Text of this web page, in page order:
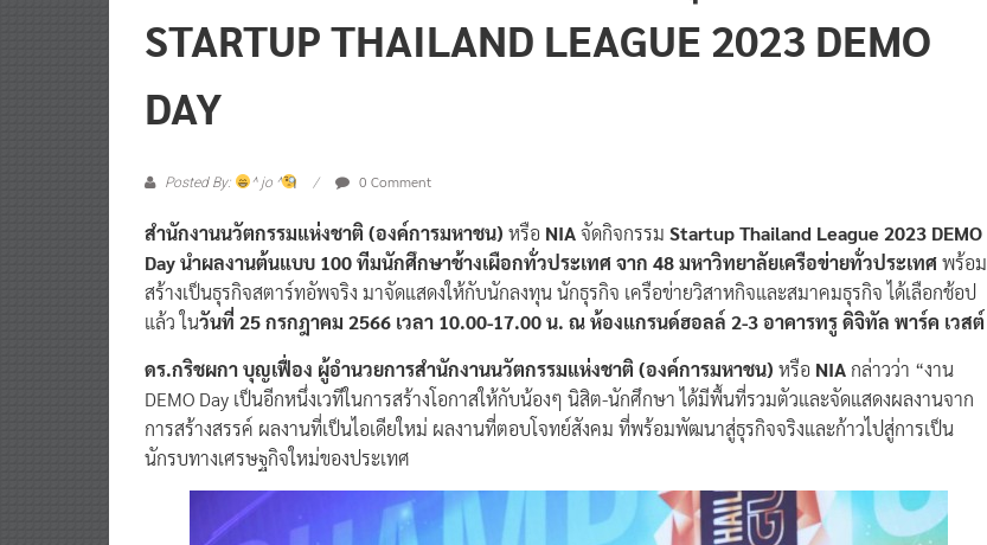
STARTUP THAILAND LEAGUE 2023 DEMO
DAY
Posted By: ^ jo ^ 0 Comment
สำนักงานนวัตกรรมแห่งชาติ (องค์การมหาชน) หรือ NIAจัดกิจกรรม Startup Thailand League 2023 DEMO
Day นำผลงานต้นแบบ 100 ทีมนักศึกษาช้างเผือกทั่วประเทศ จาก 48 มหาวิทยาลัยเครือข่ายทั่วประเทศพร้อม
สร้างเป็นธุรกิจสตาร์ทอัพจริง มาจัดแสดงให้กับนักลงทุน นักธุรกิจ เครือข่ายวิสาหกิจและสมาคมธุรกิจ ได้เลือกช้อป
แล้ว ในวันที่ 25 กรกฎาคม 2566 เวลา 10.00-17.00 น. ณ ห้องแกรนด์ฮอลล์ 2-3 อาคารทรู ดิจิทัล พาร์ค เวสต์
ดร.กริชผกา บุญเฟื่อง ผู้อำนวยการสำนักงานนวัตกรรมแห่งชาติ (องค์การมหาชน) หรือ NIA กล่าวว่า “งาน
DEMO Day เป็นอีกหนึ่งเวทีในการสร้างโอกาสให้กับน้องๆ นิสิต-นักศึกษา ได้มีพื้นที่รวมตัวและจัดแสดงผลงานจาก
การสร้างสรรค์ ผลงานที่เป็นไอเดียใหม่ ผลงานที่ตอบโจทย์สังคม ที่พร้อมพัฒนาสู่ธุรกิจจริงและก้าวไปสู่การเป็น
นักรบทางเศรษฐกิจใหม่ของประเทศ